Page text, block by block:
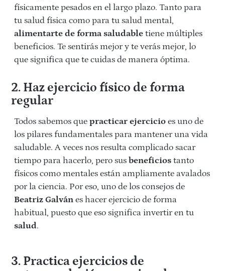
físicamente pesados en el largo plazo. Tanto para
tu salud física como para tu salud mental,
alimentarte de forma saludable tiene múltiples
beneficios. Te sentirás mejor y te verás mejor, lo
que significa que te cuidas de manera óptima.
2. Haz ejercicio físico de forma
regular
Todos sabemos que practicar ejercicio es uno de
los pilares fundamentales para mantener una vida
saludable. A veces nos resulta complicado sacar
tiempo para hacerlo, pero sus beneficios tanto
físicos como mentales están ampliamente avalados
por la ciencia. Por eso, uno de los consejos de
Beatriz Galván es hacer ejercicio de forma
habitual, puesto que eso significa invertir en tu
salud.
3. Practica ejercicios de